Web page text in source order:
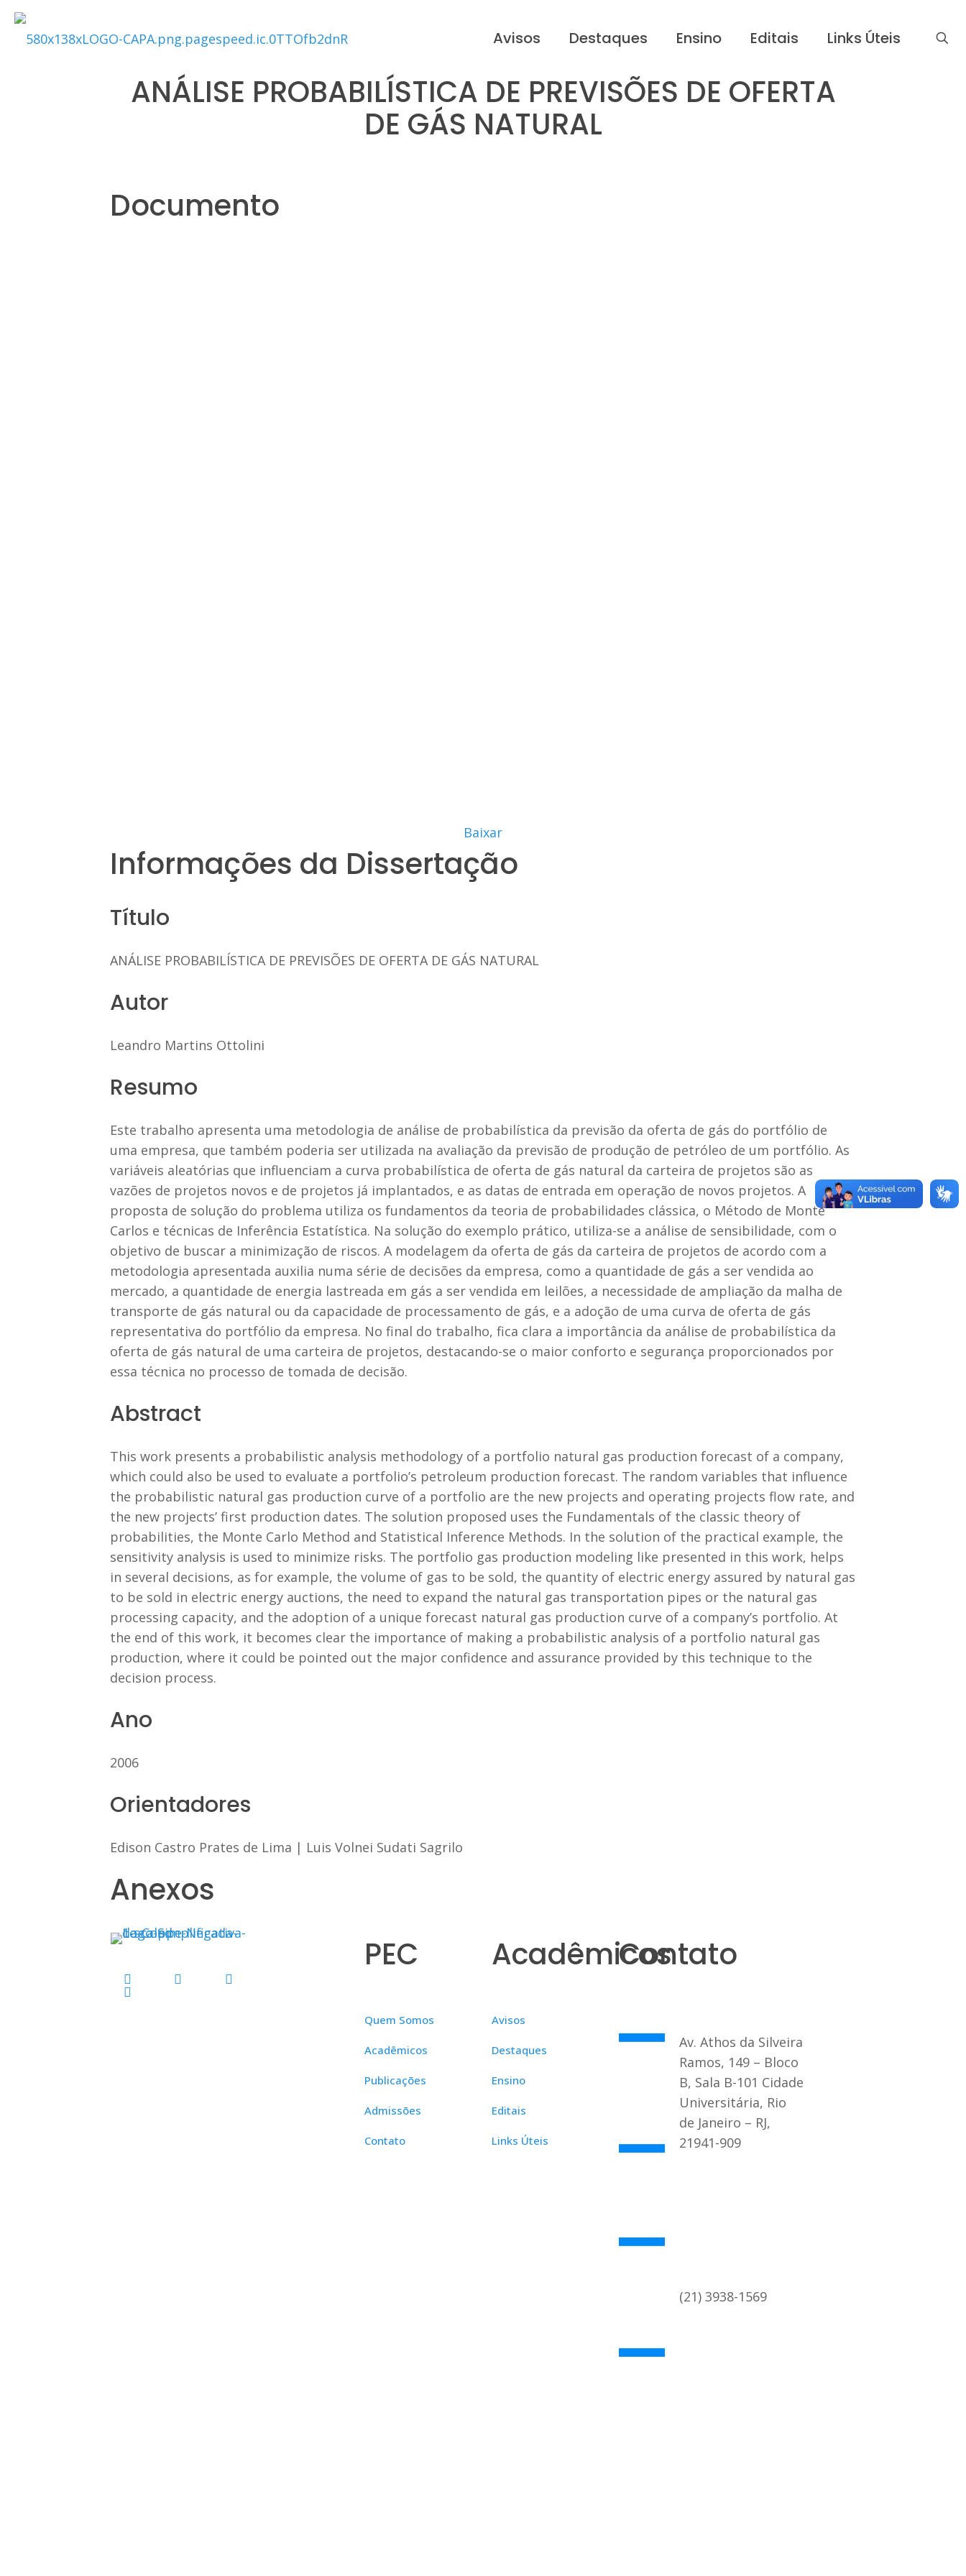
Avisos Destaques Ensino Editais Links Úteis
ANÁLISE PROBABILÍSTICA DE PREVISÕES DE OFERTA
DE GÁS NATURAL
Documento
Baixar
Informações da Dissertação
Título
ANÁLISE PROBABILÍSTICA DE PREVISÕES DE OFERTA DE GÁS NATURAL
Autor
Leandro Martins Ottolini
Resumo
Este trabalho apresenta uma metodologia de análise de probabilística da previsão da oferta de gás do portfólio de
uma empresa, que também poderia ser utilizada na avaliação da previsão de produção de petróleo de um portfólio. As
variáveis aleatórias que influenciam a curva probabilística de oferta de gás natural da carteira de projetos são as
vazões de projetos novos e de projetos já implantados, e as datas de entrada em operação de novos projetos. A
proposta de solução do problema utiliza os fundamentos da teoria de probabilidades clássica, o Método de Monte
Carlos e técnicas de Inferência Estatística. Na solução do exemplo prático, utiliza-se a análise de sensibilidade, com o
objetivo de buscar a minimização de riscos. A modelagem da oferta de gás da carteira de projetos de acordo com a
metodologia apresentada auxilia numa série de decisões da empresa, como a quantidade de gás a ser vendida ao
mercado, a quantidade de energia lastreada em gás a ser vendida em leilões, a necessidade de ampliação da malha de
transporte de gás natural ou da capacidade de processamento de gás, e a adoção de uma curva de oferta de gás
representativa do portfólio da empresa. No final do trabalho, fica clara a importância da análise de probabilística da
oferta de gás natural de uma carteira de projetos, destacando-se o maior conforto e segurança proporcionados por
essa técnica no processo de tomada de decisão.
Abstract
This work presents a probabilistic analysis methodology of a portfolio natural gas production forecast of a company,
which could also be used to evaluate a portfolio’s petroleum production forecast. The random variables that influence
the probabilistic natural gas production curve of a portfolio are the new projects and operating projects flow rate, and
the new projects’ first production dates. The solution proposed uses the Fundamentals of the classic theory of
probabilities, the Monte Carlo Method and Statistical Inference Methods. In the solution of the practical example, the
sensitivity analysis is used to minimize risks. The portfolio gas production modeling like presented in this work, helps
in several decisions, as for example, the volume of gas to be sold, the quantity of electric energy assured by natural gas
to be sold in electric energy auctions, the need to expand the natural gas transportation pipes or the natural gas
processing capacity, and the adoption of a unique forecast natural gas production curve of a company’s portfolio. At
the end of this work, it becomes clear the importance of making a probabilistic analysis of a portfolio natural gas
production, where it could be pointed out the major confidence and assurance provided by this technique to the
decision process.
Ano
2006
Orientadores
Edison Castro Prates de Lima | Luis Volnei Sudati Sagrilo
Anexos
PEC
Quem Somos
Acadêmicos
Publicações
Admissões
Contato
Acadêmicos
Avisos
Destaques
Ensino
Editais
Links Úteis
Contato
Av. Athos da Silveira
Ramos, 149 – Bloco
B, Sala B-101 Cidade
Universitária, Rio
de Janeiro – RJ,
21941-909
(21) 3938-1569